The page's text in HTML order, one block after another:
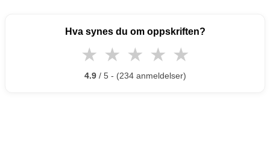
Hva synes du om oppskriften?
★ ★ ★ ★ ★
4.9/ 5 - (234 anmeldelser)